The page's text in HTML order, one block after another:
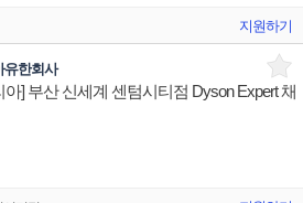
지원하기
유한회사
] 부산 신세계 센텀시티점 Dyson Expert 채